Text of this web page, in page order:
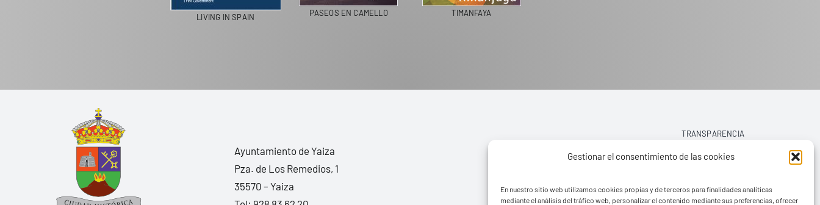
Gestionar el consentimiento de las cookies
En nuestro sitio web utilizamos cookies propias y de terceros para finalidades analíticas
mediante el análisis del tráfico web, personalizar el contenido mediante sus preferencias, ofrecer
LIVING IN SPAIN PASEOS EN CAMELLO TIMANFAYA
Ayuntamiento de Yaiza
Pza. de Los Remedios, 1
35570 – Yaiza
TRANSPARENCIA
AVISO LEGAL
POLÍTICA DE PRIVACIDAD